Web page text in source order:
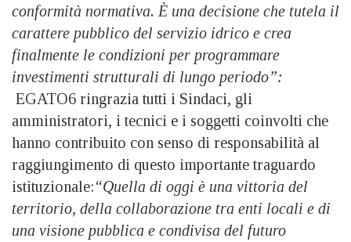
conformità normativa. È una decisione che tutela il
carattere pubblico del servizio idrico e crea
finalmente le condizioni per programmare
investimenti strutturali di lungo periodo”:
EGATO6 ringrazia tutti i Sindaci, gli
amministratori, i tecnici e i soggetti coinvolti che
hanno contribuito con senso di responsabilità al
raggiungimento di questo importante traguardo
istituzionale:“Quella di oggi è una vittoria del
territorio, della collaborazione tra enti locali e di
una visione pubblica e condivisa del futuro